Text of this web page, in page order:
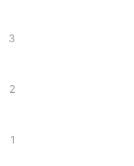
3
2
1